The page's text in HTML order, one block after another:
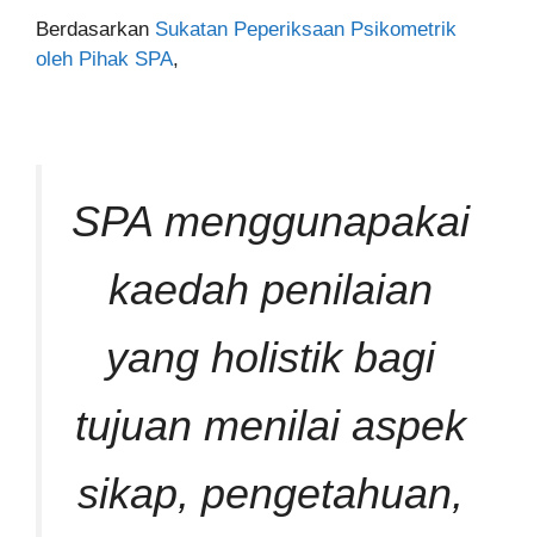
Berdasarkan Sukatan Peperiksaan Psikometrik
oleh Pihak SPA,
SPA menggunapakai
kaedah penilaian
yang holistik bagi
tujuan menilai aspek
sikap, pengetahuan,